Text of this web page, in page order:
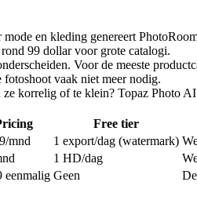
mode en kleding genereert
99 dollar voor grote catalogi.
Voor de meeste
vaak niet meer nodig.
korrelig of te klein? Topaz Photo
Free tier
mnd 1 export/dag (watermark)
1 HD/dag
eenmalig Geen